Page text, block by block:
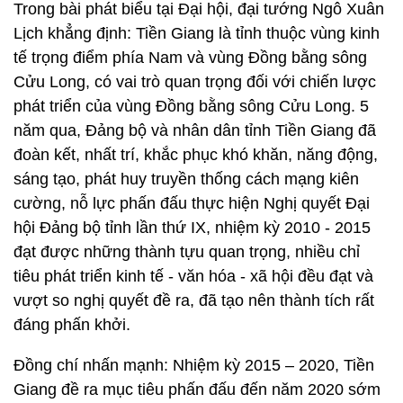
Trong bài phát biểu tại Đại hội, đại tướng Ngô Xuân
Lịch khẳng định: Tiền Giang là tỉnh thuộc vùng kinh
tế trọng điểm phía Nam và vùng Đồng bằng sông
Cửu Long, có vai trò quan trọng đối với chiến lược
phát triển của vùng Đồng bằng sông Cửu Long. 5
năm qua, Đảng bộ và nhân dân tỉnh Tiền Giang đã
đoàn kết, nhất trí, khắc phục khó khăn, năng động,
sáng tạo, phát huy truyền thống cách mạng kiên
cường, nỗ lực phấn đấu thực hiện Nghị quyết Đại
hội Đảng bộ tỉnh lần thứ IX, nhiệm kỳ 2010 - 2015
đạt được những thành tựu quan trọng, nhiều chỉ
tiêu phát triển kinh tế - văn hóa - xã hội đều đạt và
vượt so nghị quyết đề ra, đã tạo nên thành tích rất
đáng phấn khởi.
Đồng chí nhấn mạnh: Nhiệm kỳ 2015 – 2020, Tiền
Giang đề ra mục tiêu phấn đấu đến năm 2020 sớm